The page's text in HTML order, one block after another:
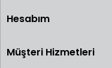
Hesabım
Müşteri Hizmetleri